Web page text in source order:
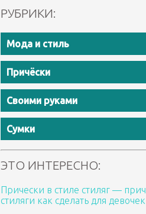
РУБРИКИ:
Мода и стиль
Причёски
Своими руками
Сумки
ЭТО ИНТЕРЕСНО:
Прически в стиле стиляг —
стиляги как сделать для девочек